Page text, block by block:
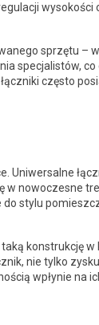
wysokości
sprzętu –
specjalistów,
często
Uniwersalne
w nowoczesne
stylu
konstrukcję w
nie tylko
wpłynie na